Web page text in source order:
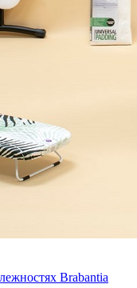
Brabantia